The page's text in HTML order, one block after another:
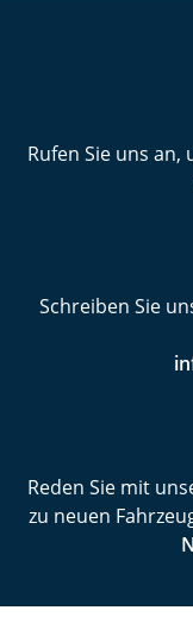
Rufen Sie uns
Schreiben Sie
Reden Sie mit
zu neuen